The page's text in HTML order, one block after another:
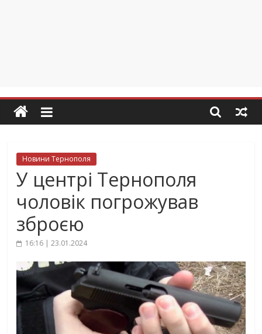
Новини Тернополя
У центрі Тернополя
чоловік погрожував
зброєю
16:16 | 23.01.2024